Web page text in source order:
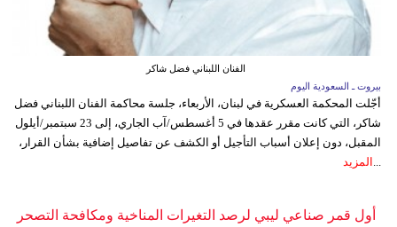
الفنان اللبناني فضل شاكر
بيروت ـ السعودية اليوم
أجّلت المحكمة العسكرية في لبنان، الأربعاء، جلسة محاكمة الفنان اللبناني فضل
شاكر، التي كانت مقرر عقدها في 5 أغسطس/آب الجاري، إلى 23 سبتمبر/أيلول
المقبل، دون إعلان أسباب التأجيل أو الكشف عن تفاصيل إضافية بشأن القرار،
... المزيد
أول قمر صناعي ليبي لرصد التغيرات المناخية ومكافحة التصحر